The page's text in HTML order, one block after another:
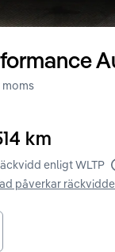
moms
km
enligt WLTP
påverkar